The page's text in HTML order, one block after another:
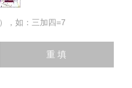
，如：三加四=7